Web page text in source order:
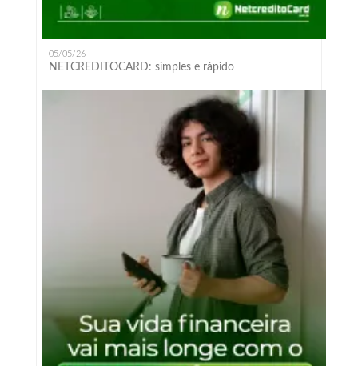
05/05/26
NETCREDITOCARD: simples e rápido